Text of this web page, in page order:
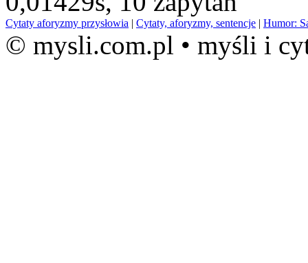
Cytaty aforyzmy przysłowia | Cytaty, aforyzmy, sentencje | Humor:
© mysli.com.pl • myśli i